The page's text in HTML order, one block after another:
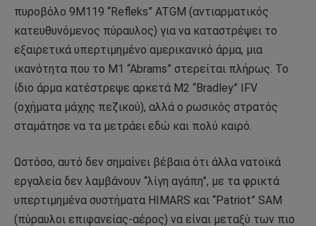
πυροβόλο 9M119 “Refleks” ATGM (αντιαρματικός
κατευθυνόμενος πύραυλος) για να καταστρέψει το
εξαιρετικά υπερτιμημένο αμερικανικό άρμα, μια
ικανότητα που το M1 “Abrams” στερείται πλήρως. Το
ίδιο άρμα κατέστρεψε αρκετά M2 “Bradley” IFV
(οχήματα μάχης πεζικού), αλλά ο ρωσικός στρατός
σταμάτησε να τα μετράει εδώ και πολύ καιρό.
Ωστόσο, αυτό δεν σημαίνει βέβαια ότι άλλα νατοϊκά
εργαλεία δεν λαμβάνουν “λίγη αγάπη”, με τα φρικτά
υπερτιμημένα συστήματα HIMARS και “Patriot” SAM
(πύραυλοι επιφανείας-αέρος) να είναι μεταξύ των πιο